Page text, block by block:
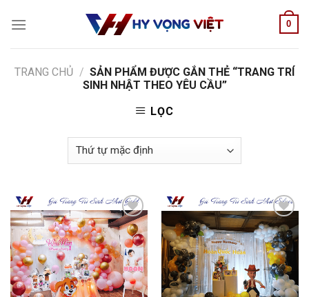
0
TRANG CHỦ / SẢN PHẨM ĐƯỢC GẮN THẺ “TRANG TRÍ
SINH NHẬT THEO YÊU CẦU”
LỌC
Add to
wishlist
Add to
wishlist